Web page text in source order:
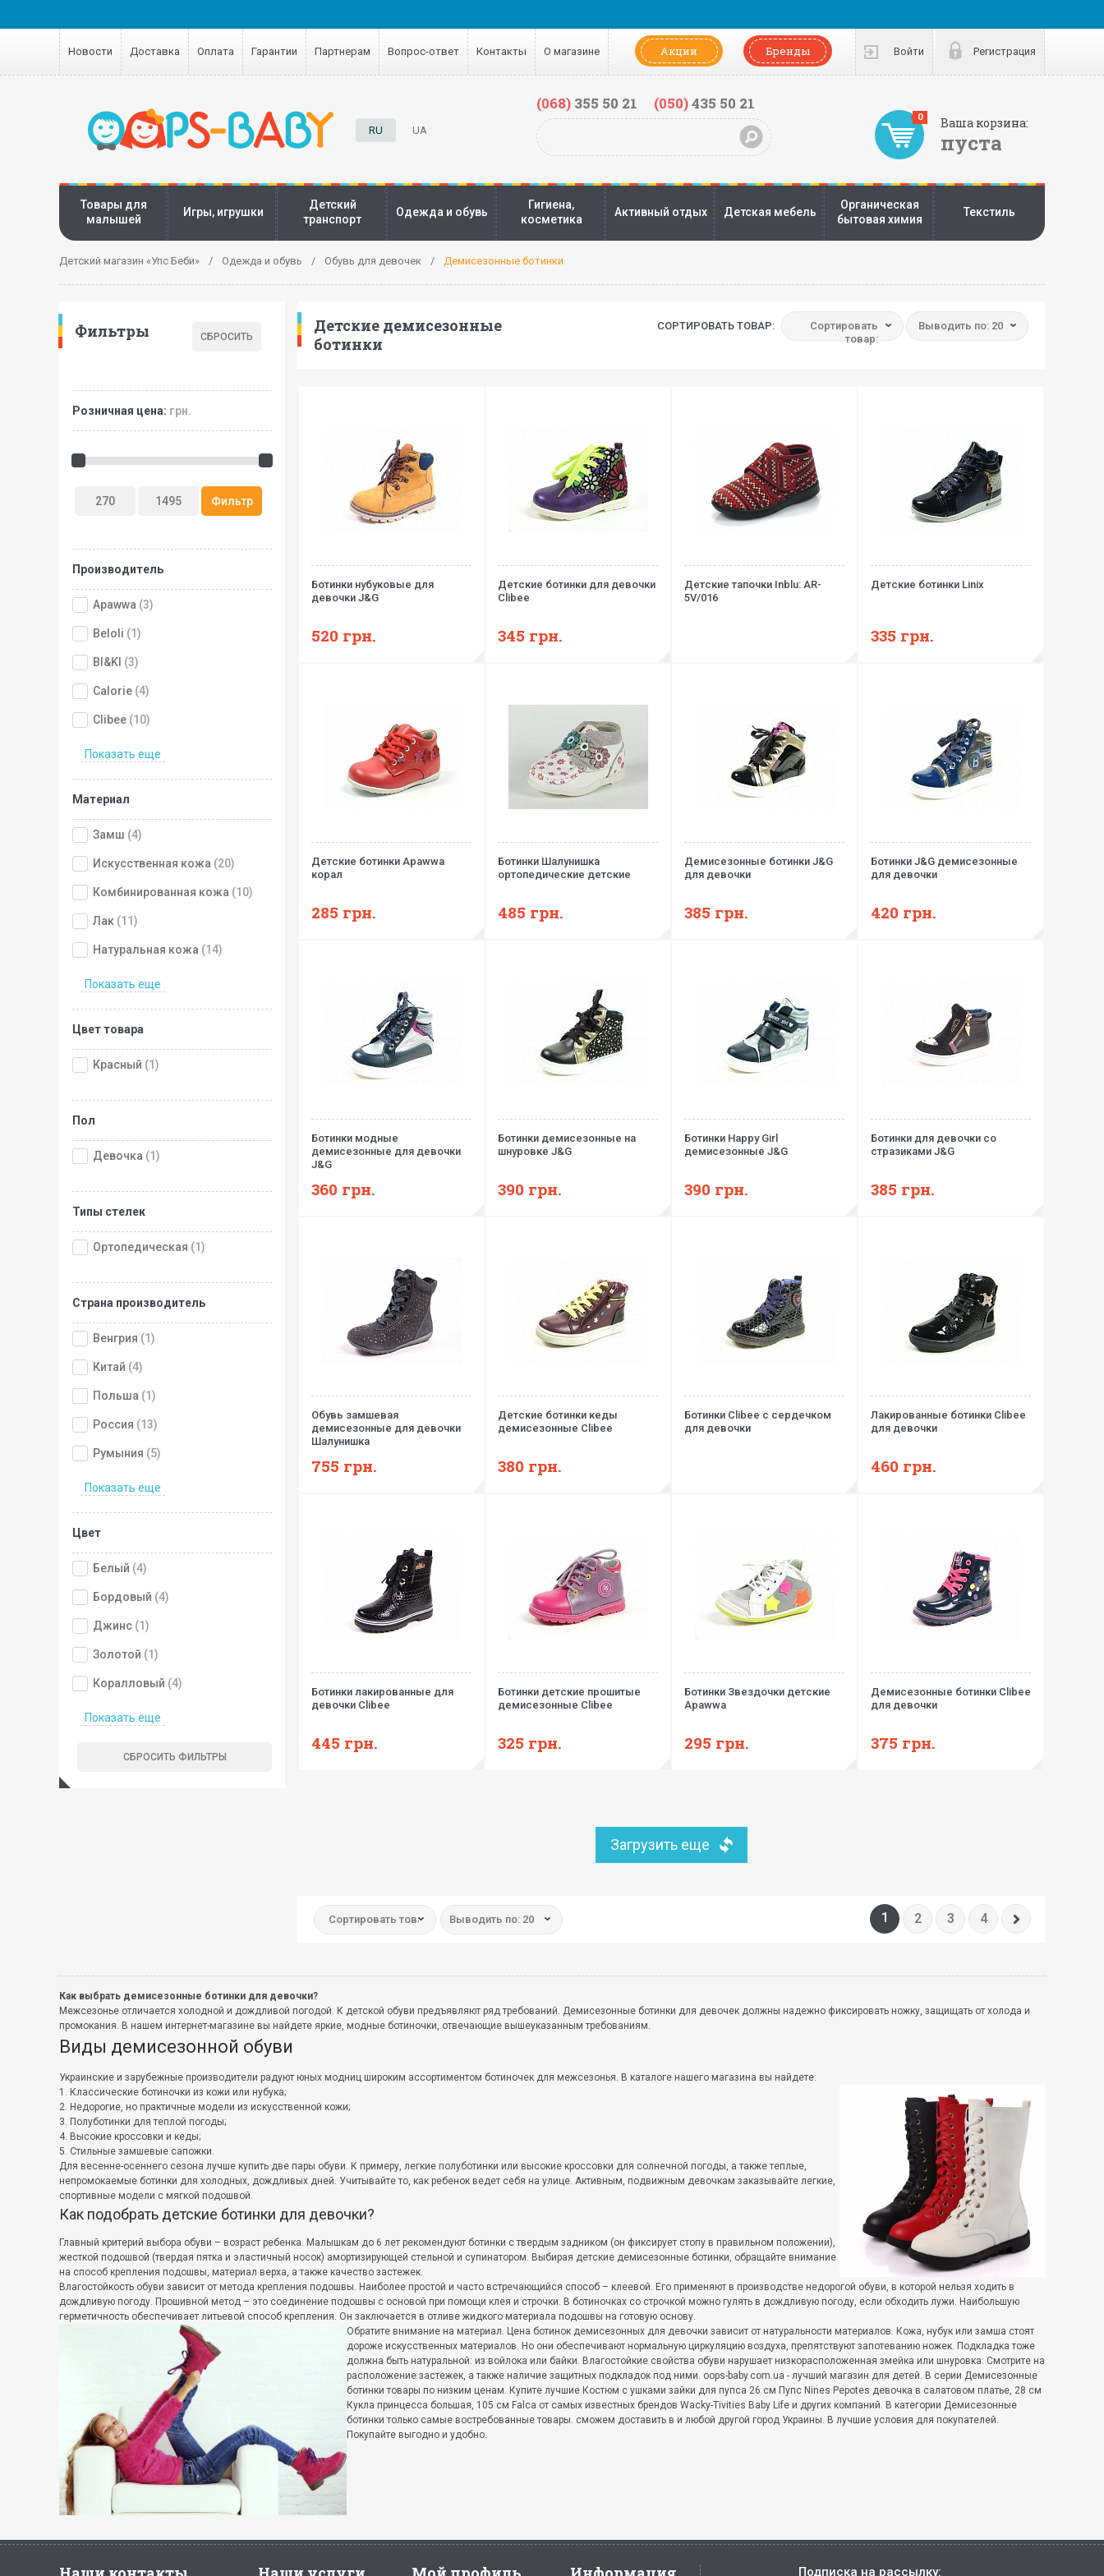
Войти Регистрация
Новости Доставка Оплата Гарантии Партнерам Вопрос-ответ Контакты О магазине Акции Бренды
Ваша корзина:
пуста
0
RU UA
(068)355 50 21 (050)435 50 21
Товары для
малышей
Игры, игрушки
Детский
транспорт
Одежда и обувь
Гигиена,
косметика
Активный отдых Детская мебель
Органическая
бытовая химия
Текстиль
Детский магазин «Упс Беби» Одежда и обувь Обувь для девочек Демисезонные ботинки
Фильтры
Розничная цена: грн.
Производитель
Apawwa (3)
Beloli (1)
BI&KI (3)
Calorie (4)
Clibee (10)
Показать еще
Материал
Замш (4)
Искусственная кожа (20)
Комбинированная кожа (10)
Лак (11)
Натуральная кожа (14)
Показать еще
Цвет товара
Красный (1)
Пол
Девочка (1)
Типы стелек
Ортопедическая (1)
Страна производитель
Венгрия (1)
Китай (4)
Польша (1)
Россия (13)
Румыния (5)
Показать еще
Цвет
Белый (4)
Бордовый (4)
Джинс (1)
Золотой (1)
Коралловый (4)
Показать еще
Детские демисезонные
ботинки
СОРТИРОВАТЬ ТОВАР:
Сортировать
товар:
Выводить по: 20
Ботинки нубуковые для
девочки J&G
520 грн.
Детские ботинки для девочки
Clibee
345 грн.
Детские тапочки Inblu: AR-
5V/016
Детские ботинки Linix
335 грн.
Детские ботинки Apawwa
корал
285 грн.
Ботинки Шалунишка
ортопедические детские
485 грн.
Демисезонные ботинки J&G
для девочки
385 грн.
Ботинки J&G демисезонные
для девочки
420 грн.
Ботинки модные
демисезонные для девочки
J&G
360 грн.
Ботинки демисезонные на
шнуровке J&G
390 грн.
Ботинки Happy Girl
демисезонные J&G
390 грн.
Ботинки для девочки со
стразиками J&G
385 грн.
Обувь замшевая
демисезонные для девочки
Шалунишка
755 грн.
Детские ботинки кеды
демисезонные Clibee
380 грн.
Ботинки Clibee с сердечком
для девочки
Лакированные ботинки Clibee
для девочки
460 грн.
Ботинки лакированные для
девочки Clibee
445 грн.
Ботинки детские прошитые
демисезонные Clibee
325 грн.
Ботинки Звездочки детские
Apawwa
295 грн.
Демисезонные ботинки Clibee
для девочки
375 грн.
Загрузить еще
Сортировать товар: Выводить по: 20 1 2 3 4
Как выбрать демисезонные ботинки для девочки?
Межсезонье отличается холодной и дождливой погодой. К детской обуви предъявляют ряд требований. Демисезонные ботинки для девочек должны надежно фиксировать ножку, защищать от холода и
промокания. В нашем интернет-магазине вы найдете яркие, модные ботиночки, отвечающие вышеуказанным требованиям.
Виды демисезонной обуви
Украинские и зарубежные производители радуют юных модниц широким ассортиментом ботиночек для межсезонья. В каталоге нашего магазина вы найдете:
Классические ботиночки из кожи или нубука;
Недорогие, но практичные модели из искусственной кожи;
Полуботинки для теплой погоды;
Высокие кроссовки и кеды;
Стильные замшевые сапожки.
Для весенне-осеннего сезона лучше купить две пары обуви. К примеру, легкие полуботинки или высокие кроссовки для солнечной погоды, а также теплые,
непромокаемые ботинки для холодных, дождливых дней. Учитывайте то, как ребенок ведет себя на улице. Активным, подвижным девочкам заказывайте легкие,
спортивные модели с мягкой подошвой.
Как подобрать детские ботинки для девочки?
Главный критерий выбора обуви – возраст ребенка. Малышкам до 6 лет рекомендуют ботинки с твердым задником (он фиксирует стопу в правильном положении),
жесткой подошвой (твердая пятка и эластичный носок) амортизирующей стельной и супинатором. Выбирая детские демисезонные ботинки, обращайте внимание
на способ крепления подошвы, материал верха, а также качество застежек.
Влагостойкость обуви зависит от метода крепления подошвы. Наиболее простой и часто встречающийся способ – клеевой. Его применяют в производстве недорогой обуви, в которой нельзя ходить в
дождливую погоду. Прошивной метод – это соединение подошвы с основой при помощи клея и строчки. В ботиночках со строчкой можно гулять в дождливую погоду, если обходить лужи. Наибольшую
герметичность обеспечивает литьевой способ крепления. Он заключается в отливе жидкого материала подошвы на готовую основу.
Обратите внимание на материал. Цена ботинок демисезонных для девочки зависит от натуральности материалов. Кожа, нубук или замша стоят
дороже искусственных материалов. Но они обеспечивают нормальную циркуляцию воздуха, препятствуют запотеванию ножек. Подкладка тоже
должна быть натуральной: из войлока или байки. Влагостойкие свойства обуви нарушает низкорасположенная змейка или шнуровка. Смотрите на
расположение застежек, а также наличие защитных подкладок под ними. oops-baby.com.ua - лучший магазин для детей. В серии Демисезонные
ботинки товары по низким ценам. Купите лучшие Костюм с ушками зайки для пупса 26 см Пупс Nines Pepotes девочка в салатовом платье, 28 см
Кукла принцесса большая, 105 см Falca от самых известных брендов Wacky-Tivities Baby Life и других компаний. В категории Демисезонные
ботинки только самые востребованные товары. сможем доставить в и любой другой город Украины. В лучшие условия для покупателей.
Покупайте выгодно и удобно.
Подписка на рассылку: